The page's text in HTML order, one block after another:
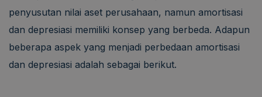
penyusutan nilai aset perusahaan, namun amortisasi
dan depresiasi memiliki konsep yang berbeda. Adapun
beberapa aspek yang menjadi perbedaan amortisasi
dan depresiasi adalah sebagai berikut.